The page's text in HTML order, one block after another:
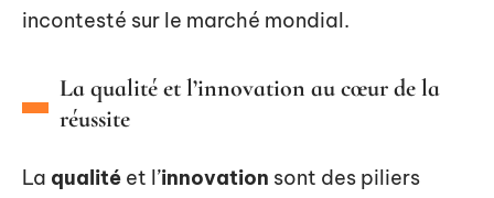
incontesté sur le marché mondial.
La qualité et l’innovation au cœur de la
réussite
La qualité et l’innovation sont des piliers